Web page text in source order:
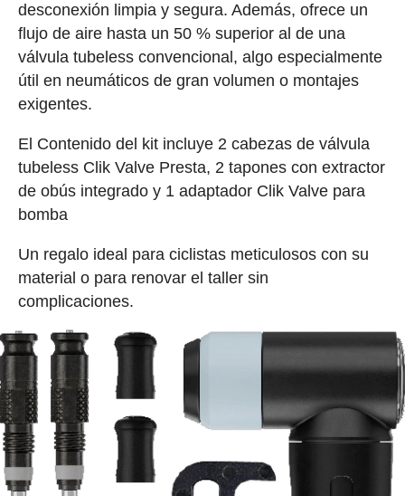
desconexión limpia y segura. Además, ofrece un
flujo de aire hasta un 50 % superior al de una
válvula tubeless convencional, algo especialmente
útil en neumáticos de gran volumen o montajes
exigentes.
El Contenido del kit incluye 2 cabezas de válvula
tubeless Clik Valve Presta, 2 tapones con extractor
de obús integrado y 1 adaptador Clik Valve para
bomba
Un regalo ideal para ciclistas meticulosos con su
material o para renovar el taller sin
complicaciones.